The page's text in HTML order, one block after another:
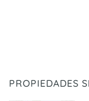
PROPIEDADES